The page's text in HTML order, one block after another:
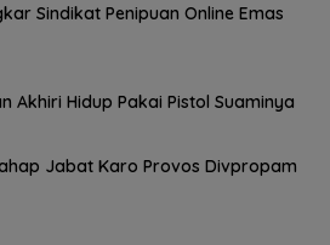
Sindikat Penipuan Online Emas
Akhiri Hidup Pakai Pistol Suaminya
Jabat Karo Provos Divpropam